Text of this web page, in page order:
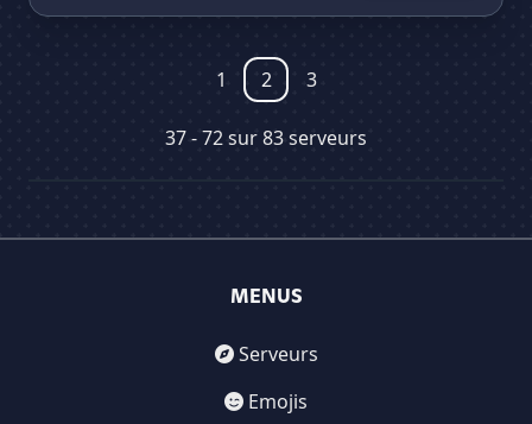
1 2 3
37 - 72 sur 83 serveurs
MENUS
Serveurs
Emojis